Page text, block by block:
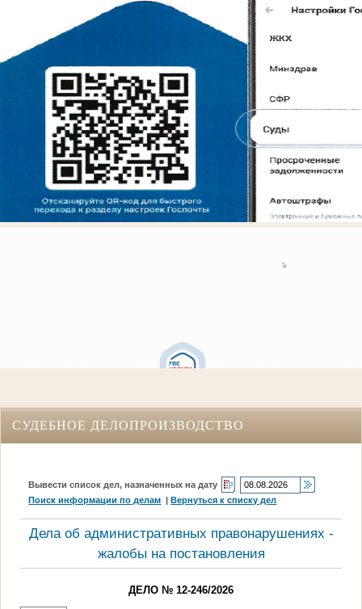
СУДЕБНОЕ ДЕЛОПРОИЗВОДСТВО
Вывести список дел, назначенных на дату
Поиск информации по делам |Вернуться к списку дел
Дела об административных правонарушениях -
жалобы на постановления
ДЕЛО № 12-246/2026